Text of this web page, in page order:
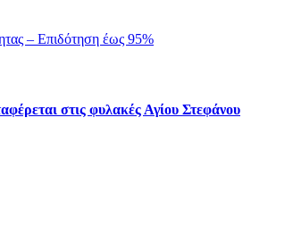
– Επιδότηση έως 95%
στις φυλακές Αγίου Στεφάνου